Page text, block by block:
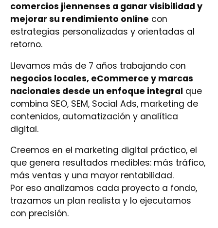
comercios jiennenses a ganar visibilidad y
mejorar su rendimiento online con
estrategias personalizadas y orientadas al
retorno.
Llevamos más de 7 años trabajando con
negocios locales, eCommerce y marcas
nacionales desde un enfoque integral que
combina SEO, SEM, Social Ads, marketing de
contenidos, automatización y analítica
digital.
Creemos en el marketing digital práctico, el
que genera resultados medibles: más tráfico,
más ventas y una mayor rentabilidad.
Por eso analizamos cada proyecto a fondo,
trazamos un plan realista y lo ejecutamos
con precisión.